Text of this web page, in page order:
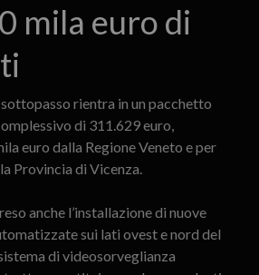
mila euro di
rientra in un pacchetto
di 311.629 euro,
euro dalla Regione Veneto e per
Provincia di Vicenza.
anche l’installazione di nuove
sui lati ovest e nord del
di videosorveglianza